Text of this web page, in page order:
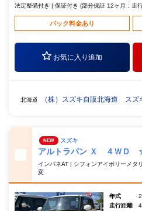
法定整備付き | 保証付き (部分保証 12ヶ月：走
パック料金あり
お気に入り追加
北海道 （株）スズキ自販北海道 スズ
NEW スズキ
アルトラパン Ｘ ４ＷＤ
インパネAT | シフォンアイボリーメタ
変
年式
走行距離